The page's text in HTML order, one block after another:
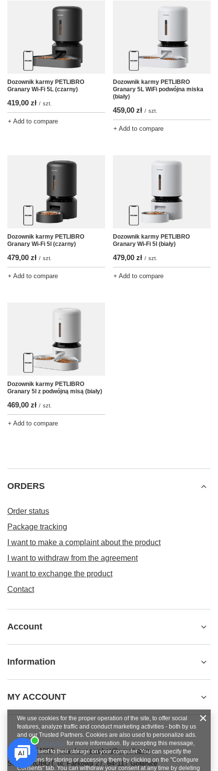
Dozownik karmy PETLIBRO
Granary Wi-Fi 5L (czarny)
419,00 zł / szt.
+ Add to compare
Dozownik karmy PETLIBRO
Granary 5L WiFi podwójna miska
(biały)
459,00 zł / szt.
+ Add to compare
Dozownik karmy PETLIBRO
Granary Wi-Fi 5l (czarny)
479,00 zł / szt.
+ Add to compare
Dozownik karmy PETLIBRO
Granary Wi-Fi 5l (biały)
479,00 zł / szt.
+ Add to compare
Dozownik karmy PETLIBRO
Granary 5l z podwójną misą (biały)
469,00 zł / szt.
+ Add to compare
ORDERS
Order status
Package tracking
I want to make a complaint about the product
I want to withdraw from the agreement
I want to exchange the product
Contact
Account
Information
MY ACCOUNT
+48784454053 pawel.superrobot@gmail.com
SUPERROBOT,ul. Parkowa 27,64-117Gołanice
We use cookies for the proper operation of the site, to offer social
features, analyze traffic and conduct marketing activities - both by us
and our Trusted Partners. Cookies are also used to personalize ads.
privacy policy for more information. By accepting this message,
you consent to their storage on your computer. You can specify the
conditions for storing or accessing them by clicking on the "Configure
Consents" tab. You can withdraw your consent at any time by deleting